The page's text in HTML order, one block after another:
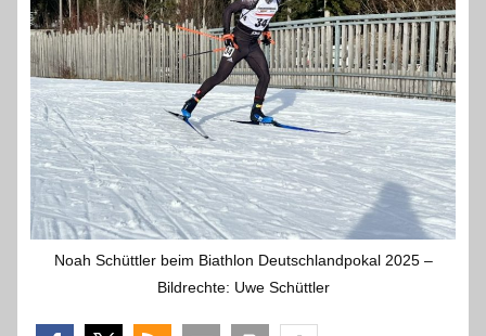
Noah Schüttler beim Biathlon Deutschlandpokal 2025 –
Bildrechte: Uwe Schüttler